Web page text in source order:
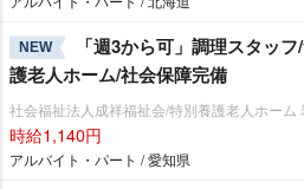
NEW
「週3から可」調理スタッ
護老人ホーム/社会保障完備
社会福祉法人成祥福祉会/特別養護老人ホーム
時給1,140円
アルバイト・パート / 愛知県